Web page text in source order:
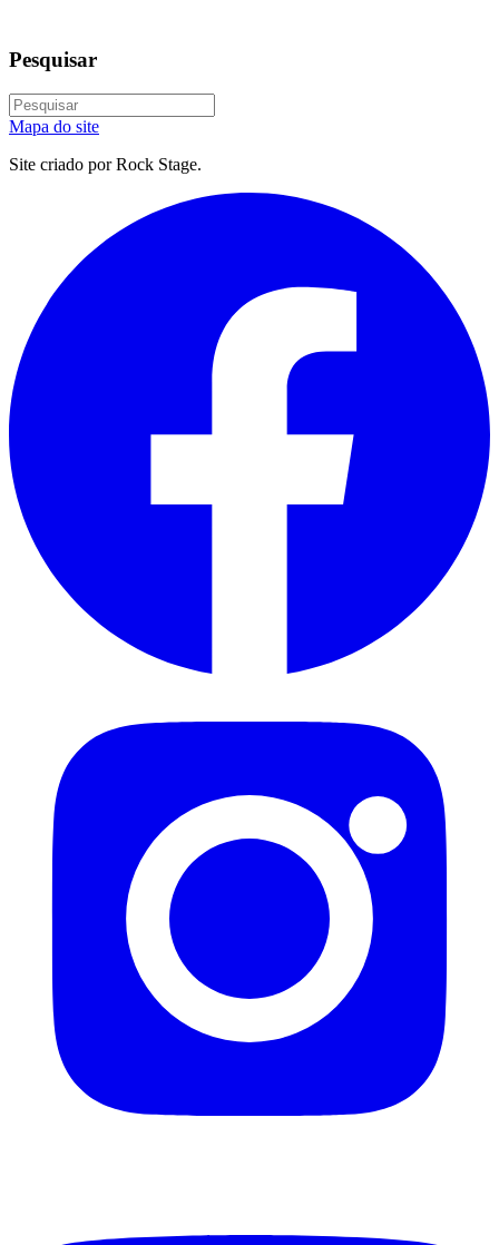
Pesquisar
Mapa do site
Site criado por Rock Stage.